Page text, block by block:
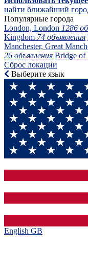
найти ближайший
Популярные города
London, London 1286
Kingdom 74 объявления
Manchester, Great
26 объявления Bridge of
Сброс локации
Выберите язык
English GB‎